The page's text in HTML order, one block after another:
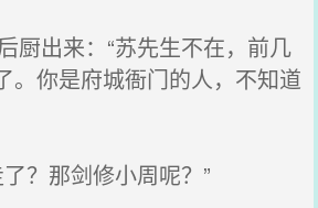
厨出来：“苏先生不在，前几
。你是府城衙门的人，不知道
？那剑修小周呢？”